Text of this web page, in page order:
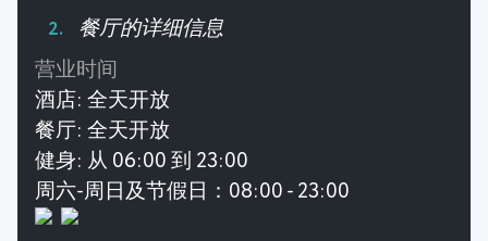
餐厅的详细信息
营业时间
酒店: 全天开放
餐厅: 全天开放
健身: 从 06:00 到 23:00
周六-周日及节假日：08:00 - 23:00